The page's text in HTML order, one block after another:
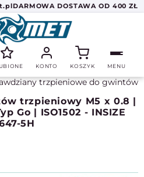
DARMOWA DOSTAWA OD 400 ZŁ
KONTO KOSZYK MENU
trzpieniowe do gwintów
trzpieniowy M5 x 0.8 |
Go | ISO1502 - INSIZE
5H